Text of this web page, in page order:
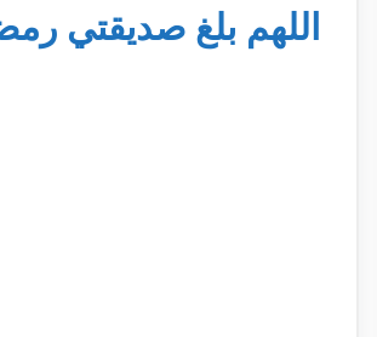
اللهم بلغ صديقتي